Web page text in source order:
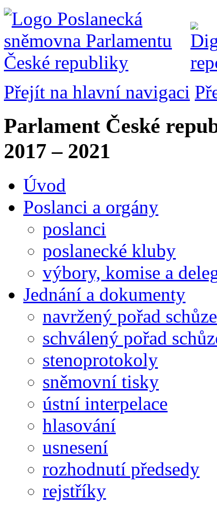
Přejít na hlavní navigaci
Parlament České
2017 – 2021
Úvod
Poslanci a orgány
poslanci
poslanecké kluby
výbory, komise a
Jednání a dokumenty
navržený pořad schůze
schválený pořad
stenoprotokoly
sněmovní tisky
ústní interpelace
hlasování
usnesení
rozhodnutí předsedy
rejstříky